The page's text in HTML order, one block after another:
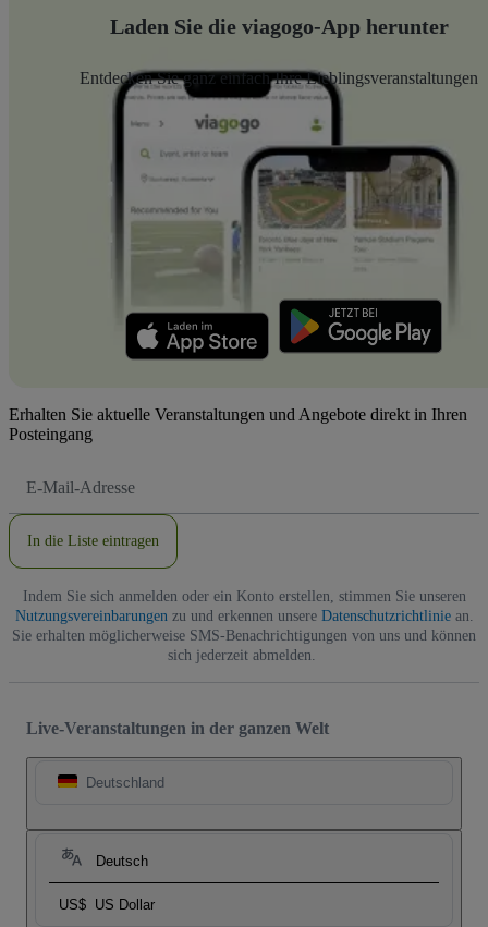
Laden Sie die viagogo-App herunter
Entdecken Sie ganz einfach Ihre Lieblingsveranstaltungen
Erhalten Sie aktuelle Veranstaltungen und Angebote direkt in Ihren
Posteingang
Mail-
In die Liste eintragen
Indem Sie sich anmelden oder ein Konto erstellen, stimmen Sie unseren
Nutzungsvereinbarungenzu und erkennen unsere Datenschutzrichtliniean.
Sie erhalten möglicherweise SMS-Benachrichtigungen von uns und können
sich jederzeit abmelden.
Live-Veranstaltungen in der ganzen Welt
Deutschland
Deutsch
US$ US Dollar